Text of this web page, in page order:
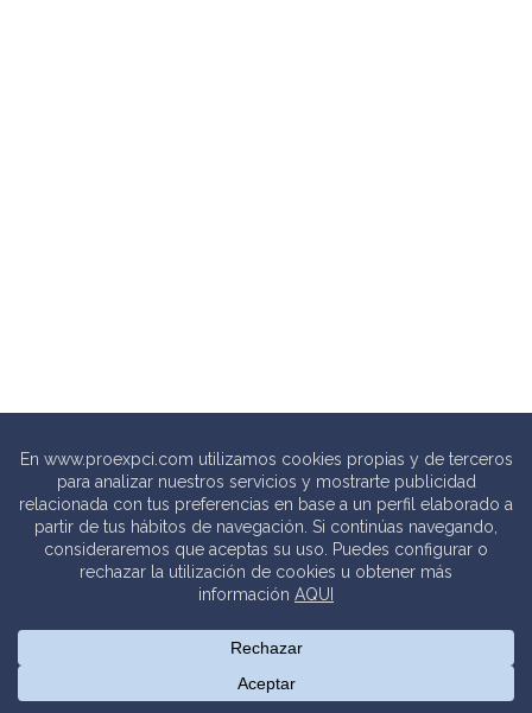
© 2020 PROEXPCI. PROTECCIÓN CONTRA INCENDIOS SL
Thebits_Creative Studio |Política de privacidad.